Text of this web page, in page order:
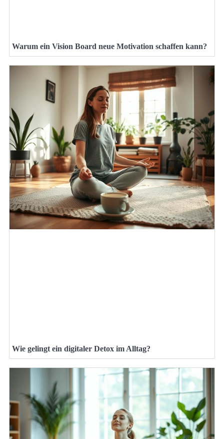
Warum ein Vision Board neue Motivation schaffen kann?
Wie gelingt ein digitaler Detox im Alltag?